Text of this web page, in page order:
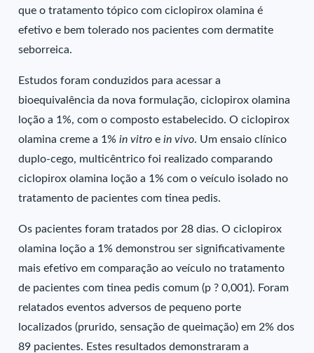
que o tratamento tópico com ciclopirox olamina é
efetivo e bem tolerado nos pacientes com dermatite
seborreica.
Estudos foram conduzidos para acessar a
bioequivalência da nova formulação, ciclopirox olamina
loção a 1%, com o composto estabelecido. O ciclopirox
olamina creme a 1% in vitro e in vivo. Um ensaio clínico
duplo-cego, multicêntrico foi realizado comparando
ciclopirox olamina loção a 1% com o veículo isolado no
tratamento de pacientes com tinea pedis.
Os pacientes foram tratados por 28 dias. O ciclopirox
olamina loção a 1% demonstrou ser significativamente
mais efetivo em comparação ao veículo no tratamento
de pacientes com tinea pedis comum (p ? 0,001). Foram
relatados eventos adversos de pequeno porte
localizados (prurido, sensação de queimação) em 2% dos
89 pacientes. Estes resultados demonstraram a